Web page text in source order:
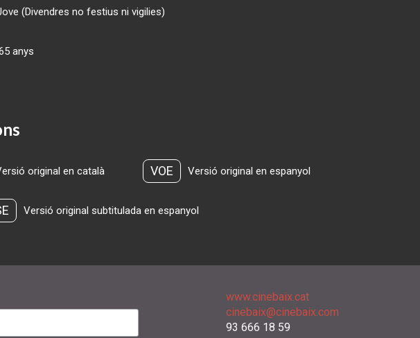
(Divendres no festius ni vigilies)
anys
original en català VOE Versió original en espanyol
Versió original subtitulada en espanyol
www.cinebaix.cat
cinebaix@cinebaix.com
93 666 18 59